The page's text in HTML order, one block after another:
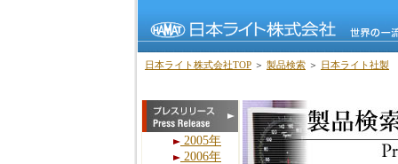
日本ライト株式会社TOP ＞ 製品検索 ＞ 日本ライト社製
2005年
2006年